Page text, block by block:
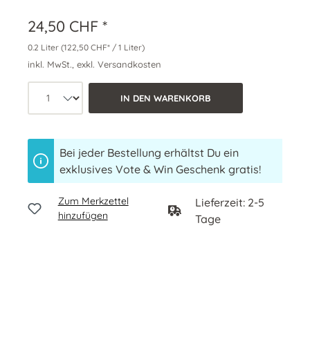
24,50 CHF *
0.2 Liter (122,50 CHF* / 1 Liter)
inkl. MwSt., exkl. Versandkosten
Produkt Anzahl: Wähle die
IN DEN WARENKORB
Bei jeder Bestellung erhältst Du ein
exklusives Vote & Win Geschenk gratis!
Zum Merkzettel
hinzufügen
Lieferzeit: 2-5
Tage